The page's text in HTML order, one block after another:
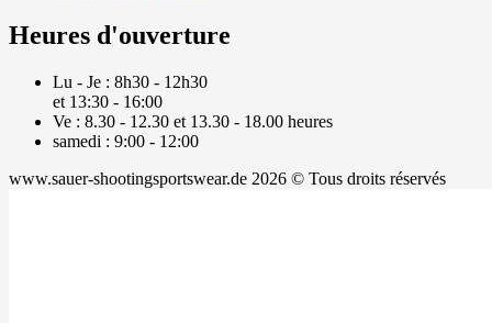
Heures d'ouverture
Lu - Je : 8h30 - 12h30
et 13:30 - 16:00
Ve : 8.30 - 12.30 et 13.30 - 18.00 heures
samedi : 9:00 - 12:00
www.sauer-shootingsportswear.de 2026 © Tous droits réservés